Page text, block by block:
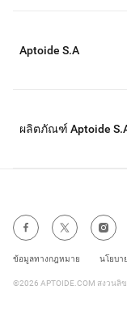
Aptoide S.A
ผลิตภัณฑ์ Aptoide
ข้อมูลทางกฎหมาย นโยบา
©2026 APTOIDE.COM สงวนลิ